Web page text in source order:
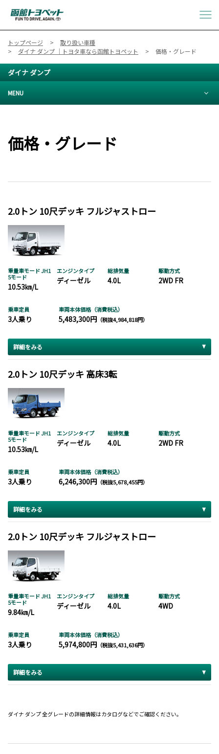
トップページ
取り扱い車種
ダイナ ダンプ ｜トヨタ車なら函館トヨペット
価格・グレード
ダイナ ダンプ
MENU
価格・グレード
2.0トン 10尺デッキ フルジャストロー
重量車モード JH1
5モード
10.53㎞/L
エンジンタイプ
ディーゼル
総排気量
4.0L
駆動方式
2WD FR
乗車定員
3人乗り
車両本体価格（消費税込）
5,483,300円 （税抜4,984,818円）
詳細をみる
2.0トン 10尺デッキ 高床3転
重量車モード JH1
5モード
10.53㎞/L
エンジンタイプ
ディーゼル
総排気量
4.0L
駆動方式
2WD FR
乗車定員
3人乗り
車両本体価格（消費税込）
6,246,300円（税抜5,678,455円）
詳細をみる
2.0トン 10尺デッキ フルジャストロー
重量車モード JH1
5モード
9.84㎞/L
エンジンタイプ
ディーゼル
総排気量
4.0L
駆動方式
4WD
乗車定員
3人乗り
車両本体価格（消費税込）
5,974,800円 （税抜5,431,636円）
詳細をみる
ダイナ ダンプ 全グレードの詳細情報はカタログなどでご確認ください。